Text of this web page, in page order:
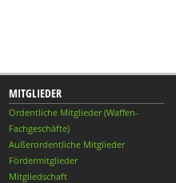
MITGLIEDER
Ordentliche Mitglieder (Waffen-
Fachgeschäfte)
Außerordentliche Mitglieder
Fördermitglieder
Mitgliedschaft